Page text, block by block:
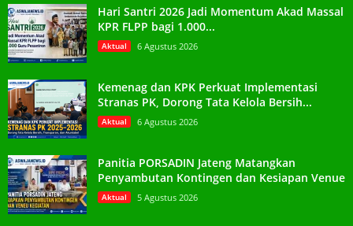
Hari Santri 2026 Jadi Momentum Akad Massal
KPR FLPP bagi 1.000...
Aktual 6 Agustus 2026
Kemenag dan KPK Perkuat Implementasi
Stranas PK, Dorong Tata Kelola Bersih...
Aktual 6 Agustus 2026
Panitia PORSADIN Jateng Matangkan
Penyambutan Kontingen dan Kesiapan Venue
Aktual 5 Agustus 2026